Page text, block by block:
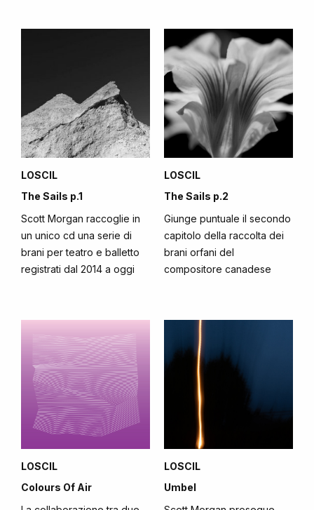
LOSCIL
The Sails p.1
Scott Morgan raccoglie in
un unico cd una serie di
brani per teatro e balletto
registrati dal 2014 a oggi
LOSCIL
The Sails p.2
Giunge puntuale il secondo
capitolo della raccolta dei
brani orfani del
compositore canadese
LOSCIL
Colours Of Air
LOSCIL
Umbel